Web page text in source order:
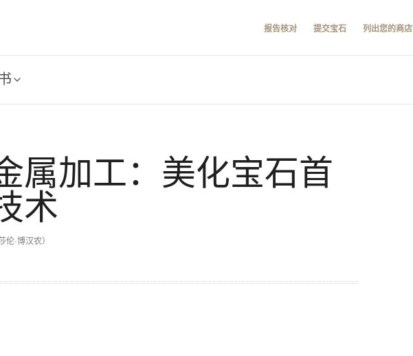
报告核对 提交宝石 列出您的商店
属加工：美化宝石首
术
·博汉农）